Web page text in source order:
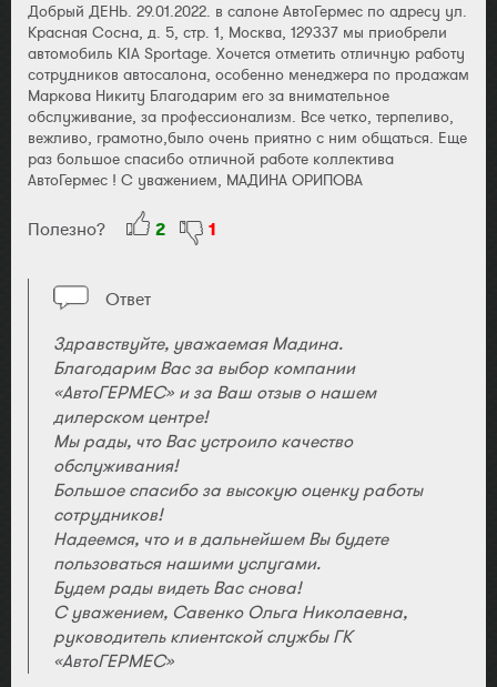
Добрый ДЕНЬ. 29.01.2022. в салоне АвтоГермес по адресу ул.
Красная Сосна, д. 5, стр. 1, Москва, 129337 мы приобрели
автомобиль KIA Sportage. Хочется отметить отличную работу
сотрудников автосалона, особенно менеджера по продажам
Маркова Никиту Благодарим его за внимательное
обслуживание, за профессионализм. Все четко, терпеливо,
вежливо, грамотно,было очень приятно с ним общаться. Еще
раз большое спасибо отличной работе коллектива
АвтоГермес ! С уважением, МАДИНА ОРИПОВА
Полезно? 2 1
Ответ
Здравствуйте, уважаемая Мадина.
Благодарим Вас за выбор компании
«АвтоГЕРМЕС» и за Ваш отзыв о нашем
дилерском центре!
Мы рады, что Вас устроило качество
обслуживания!
Большое спасибо за высокую оценку работы
сотрудников!
Надеемся, что и в дальнейшем Вы будете
пользоваться нашими услугами.
Будем рады видеть Вас снова!
С уважением, Савенко Ольга Николаевна,
руководитель клиентской службы ГК
«АвтоГЕРМЕС»